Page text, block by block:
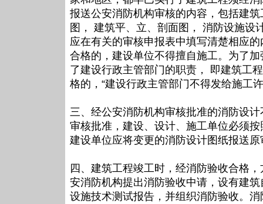
报送公安消防机构审核的内容，包括建
图， 建筑平、立、剖面图， 消防设施设
应在有关的审核申报表中填写清楚相应
合格的，建设单位不得擅自施工。为了
了建设行政主管部门的职责， 即建筑工
格的，“建设行政主管部门不得发给施工
三、经公安消防机构审核批准的消防设
审核批准，建设、设计、施工单位必须
建设单位应将变更的消防设计图纸报送
四、建筑工程竣工时，经消防验收合格
安消防机构提出消防验收中请，设有建
设施技术测试报告，并组织消防验收。